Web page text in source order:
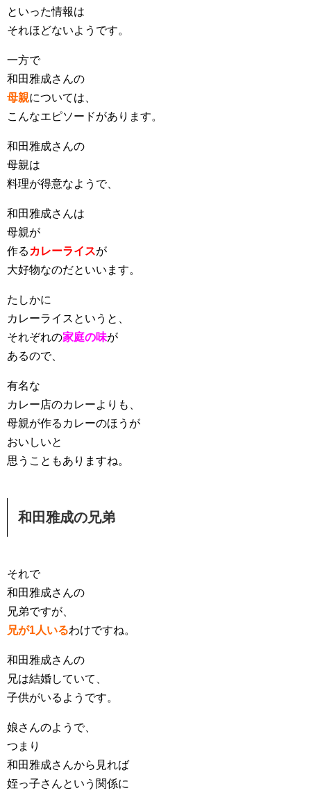
といった情報は
それほどないようです。
一方で
和田雅成さんの
母親については、
こんなエピソードがあります。
和田雅成さんの
母親は
料理が得意なようで、
和田雅成さんは
母親が
作る カレーライスが
大好物なのだといいます。
たしかに
カレーライスというと、
それぞれの家庭の味が
あるので、
有名な
カレー店のカレーよりも、
母親が作るカレーのほうが
おいしいと
思うこともありますね。
和田雅成の兄弟
それで
和田雅成さんの
兄弟ですが、
兄が1人いるわけですね。
和田雅成さんの
兄は結婚していて、
子供がいるようです。
娘さんのようで、
つまり
和田雅成さんから見れば
姪っ子さんという関係に